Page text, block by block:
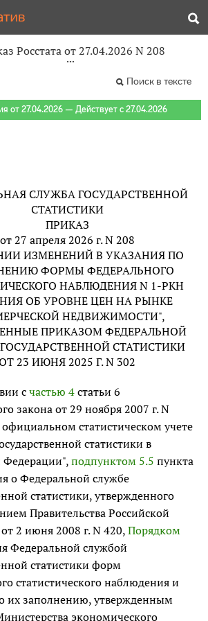
Росстата от 27.04.2026 N 208
Поиск в тексте
от 27.04.2026 — Действует с 27.04.2026
СЛУЖБА ГОСУДАРСТВЕННОЙ
СТАТИСТИКИ
ПРИКАЗ
от 27 апреля 2026 г. N 208
ИЗМЕНЕНИЙ В УКАЗАНИЯ ПО
ФОРМЫ ФЕДЕРАЛЬНОГО
НАБЛЮДЕНИЯ N 1-РКН
ОБ УРОВНЕ ЦЕН НА РЫНКЕ
НЕДВИЖИМОСТИ",
ПРИКАЗОМ ФЕДЕРАЛЬНОЙ
СТАТИСТИКИ
23 ИЮНЯ 2025 Г. N 302
счастью 4 статьи 6
закона от 29 ноября 2007 г. N
статистическом учете
статистики в
Федерации", подпунктом 5.5 пункта
о Федеральной службе
статистики, утвержденного
Правительства Российской
2 июня 2008 г. N 420, Порядком
Федеральной службой
статистики форм
статистического наблюдения и
их заполнению, утвержденным
экономического